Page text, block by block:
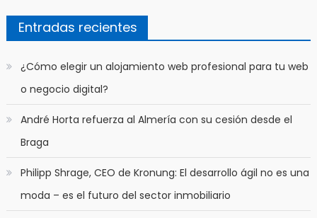
Entradas recientes
​¿Cómo elegir un alojamiento web profesional para tu web
o negocio digital?
André Horta refuerza al Almería con su cesión desde el
Braga
Philipp Shrage, CEO de Kronung: El desarrollo ágil no es una
moda – es el futuro del sector inmobiliario